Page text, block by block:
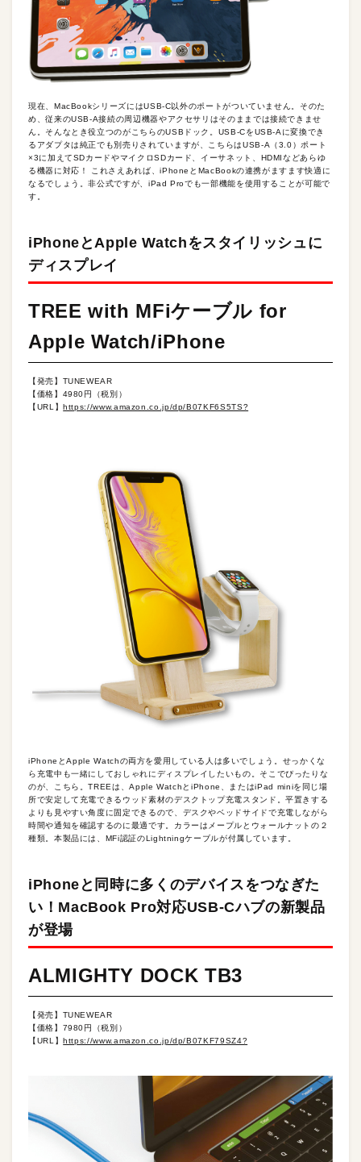
現在、MacBookシリーズにはUSB-C以外のポートがついていません。そのた
め、従来のUSB-A接続の周辺機器やアクセサリはそのままでは接続できませ
ん。そんなとき役立つのがこちらのUSBドック。USB-CをUSB-Aに変換でき
るアダプタは純正でも別売りされていますが、こちらはUSB-A（3.0）ポート
×3に加えてSDカードやマイクロSDカード、イーサネット、HDMIなどあらゆ
る機器に対応！ これさえあれば、iPhoneとMacBookの連携がますます快適に
なるでしょう。非公式ですが、iPad Proでも一部機能を使用することが可能で
す。
iPhoneとApple Watchをスタイリッシュに
ディスプレイ
TREE with MFiケーブル for
Apple Watch/iPhone
【発売】TUNEWEAR
【価格】4980円（税別）
【URL】https://www.amazon.co.jp/dp/B07KF6S5TS?
iPhoneとApple Watchの両方を愛用している人は多いでしょう。せっかくな
ら充電中も一緒にしておしゃれにディスプレイしたいもの。そこでぴったりな
のが、こちら。TREEは、Apple WatchとiPhone、またはiPad miniを同じ場
所で安定して充電できるウッド素材のデスクトップ充電スタンド。平置きする
よりも見やすい角度に固定できるので、デスクやベッドサイドで充電しながら
時間や通知を確認するのに最適です。カラーはメープルとウォールナットの２
種類。本製品には、MFi認証のLightningケーブルが付属しています。
iPhoneと同時に多くのデバイスをつなぎた
い！MacBook Pro対応USB-Cハブの新製品
が登場
ALMIGHTY DOCK TB3
【発売】TUNEWEAR
【価格】7980円（税別）
【URL】https://www.amazon.co.jp/dp/B07KF79SZ4?